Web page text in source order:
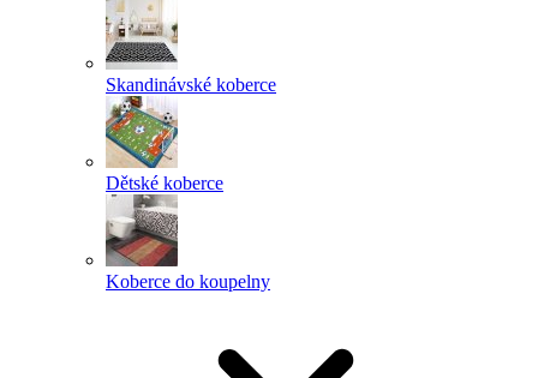
Skandinávské koberce
Dětské koberce
Koberce do koupelny